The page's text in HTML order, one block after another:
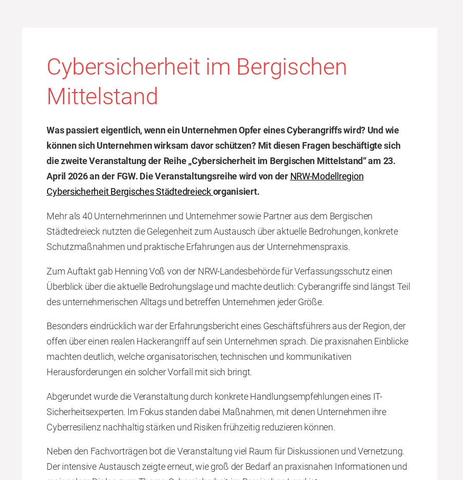
Cybersicherheit im Bergischen
Mittelstand
Was passiert eigentlich, wenn ein Unternehmen Opfer eines Cyberangriffs wird? Und wie
können sich Unternehmen wirksam davor schützen? Mit diesen Fragen beschäftigte sich
die zweite Veranstaltung der Reihe „Cybersicherheit im Bergischen Mittelstand“ am 23.
April 2026 an der FGW. Die Veranstaltungsreihe wird von der NRW-Modellregion
Cybersicherheit Bergisches Städtedreieck organisiert.
Mehr als 40 Unternehmerinnen und Unternehmer sowie Partner aus dem Bergischen
Städtedreieck nutzten die Gelegenheit zum Austausch über aktuelle Bedrohungen, konkrete
Schutzmaßnahmen und praktische Erfahrungen aus der Unternehmenspraxis.
Zum Auftakt gab Henning Voß von der NRW-Landesbehörde für Verfassungsschutz einen
Überblick über die aktuelle Bedrohungslage und machte deutlich: Cyberangriffe sind längst Teil
des unternehmerischen Alltags und betreffen Unternehmen jeder Größe.
Besonders eindrücklich war der Erfahrungsbericht eines Geschäftsführers aus der Region, der
offen über einen realen Hackerangriff auf sein Unternehmen sprach. Die praxisnahen Einblicke
machten deutlich, welche organisatorischen, technischen und kommunikativen
Herausforderungen ein solcher Vorfall mit sich bringt.
Abgerundet wurde die Veranstaltung durch konkrete Handlungsempfehlungen eines IT-
Sicherheitsexperten. Im Fokus standen dabei Maßnahmen, mit denen Unternehmen ihre
Cyberresilienz nachhaltig stärken und Risiken frühzeitig reduzieren können.
Neben den Fachvorträgen bot die Veranstaltung viel Raum für Diskussionen und Vernetzung.
Der intensive Austausch zeigte erneut, wie groß der Bedarf an praxisnahen Informationen und